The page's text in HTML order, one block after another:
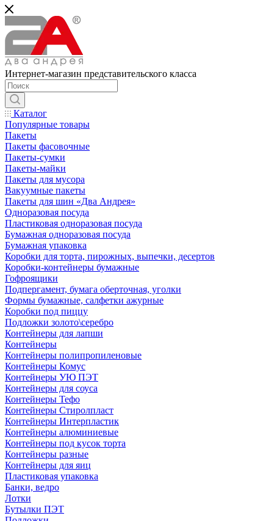
Интернет-магазин представительского класса
Каталог
Популярные товары
Пакеты
Пакеты фасовочные
Пакеты-сумки
Пакеты-майки
Пакеты для мусора
Вакуумные пакеты
Пакеты для шин «Два Андрея»
Одноразовая посуда
Пластиковая одноразовая посуда
Бумажная одноразовая посуда
Бумажная упаковка
Коробки для торта, пирожных, выпечки, десертов
Коробки-контейнеры бумажные
Гофроящики
Подпергамент, бумага оберточная, уголки
Формы бумажные, салфетки ажурные
Коробки под пиццу
Подложки золото\серебро
Контейнеры для лапши
Контейнеры
Контейнеры полипропиленовые
Контейнеры Комус
Контейнеры УЮ ПЭТ
Контейнеры для соуса
Контейнеры Тефо
Контейнеры Стиролпласт
Контейнеры Интерпластик
Контейнеры алюминиевые
Контейнеры под кусок торта
Контейнеры разные
Контейнеры для яиц
Пластиковая упаковка
Банки, ведро
Лотки
Бутылки ПЭТ